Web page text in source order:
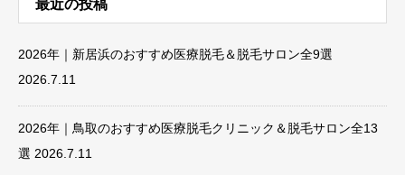
最近の投稿
2026年｜新居浜のおすすめ医療脱毛＆脱毛サロン全9選
2026.7.11
2026年｜鳥取のおすすめ医療脱毛クリニック＆脱毛サロン全13
選 2026.7.11